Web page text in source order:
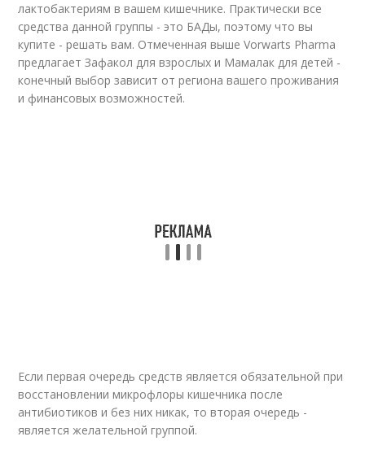
лактобактериям в вашем кишечнике. Практически все
средства данной группы - это БАДы, поэтому что вы
купите - решать вам. Отмеченная выше Vorwarts Pharma
предлагает Зафакол для взрослых и Мамалак для детей -
конечный выбор зависит от региона вашего проживания
и финансовых возможностей.
Если первая очередь средств является обязательной при
восстановлении микрофлоры кишечника после
антибиотиков и без них никак, то вторая очередь -
является желательной группой.